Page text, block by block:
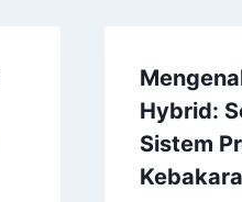
Hybrid:
Sistem